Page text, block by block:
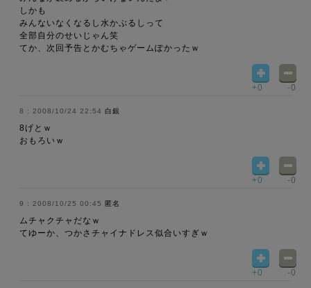
しかも
みんないなくなるし水かぶるしって
全部自分のせいじゃん笑
てか、次回予告とかむちゃゲームぽかったｗ
+0 -0
2008/10/24 22:54 白銀
8げとｗ
おもろいｗ
+0 -0
2008/10/25 00:45 匿名
ムチャクチャだなｗ
てゆーか、つかさチャイナドレス似合いすぎｗ
+0 -0